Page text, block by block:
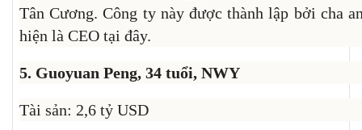
Tân Cương. Công ty này được thành lập bởi cha
hiện là CEO tại đây.
5. Guoyuan Peng, 34 tuổi, NWY
Tài sản: 2,6 tỷ USD